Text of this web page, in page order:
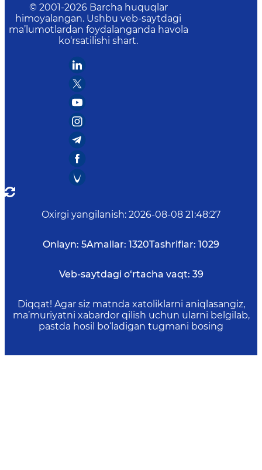
© 2001-2026 Barcha huquqlar
himoyalangan. Ushbu veb-saytdagi
ma’lumotlardan foydalanganda havola
ko‘rsatilishi shart.
Oxirgi yangilanish: 2026-08-08 21:48:27
Onlayn: 5Amallar: 1320Tashriflar: 1029
Veb-saytdagi o‘rtacha vaqt: 39
Diqqat! Agar siz matnda xatoliklarni aniqlasangiz,
ma’muriyatni xabardor qilish uchun ularni belgilab,
pastda hosil bo‘ladigan tugmani bosing